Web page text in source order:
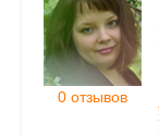
0 отзывов